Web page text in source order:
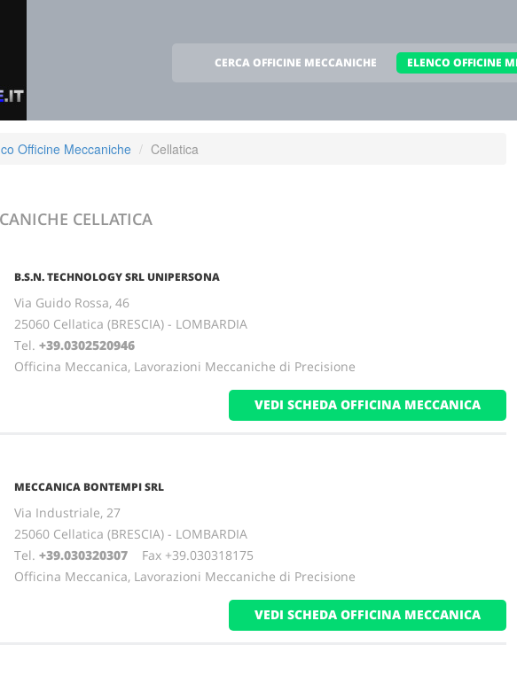
CERCA OFFICINE MECCANICHE ELENCO OFFICINE
Officine Meccaniche Cellatica
CELLATICA
B.S.N. TECHNOLOGY SRL UNIPERSONA
Via Guido Rossa, 46
25060 Cellatica (BRESCIA) - LOMBARDIA
Tel. +39.0302520946
Officina Meccanica, Lavorazioni Meccaniche di Precisione
VEDI SCHEDA OFFICINA MECCANICA
MECCANICA BONTEMPI SRL
Via Industriale, 27
25060 Cellatica (BRESCIA) - LOMBARDIA
Tel. +39.030320307 Fax +39.030318175
Officina Meccanica, Lavorazioni Meccaniche di Precisione
VEDI SCHEDA OFFICINA MECCANICA